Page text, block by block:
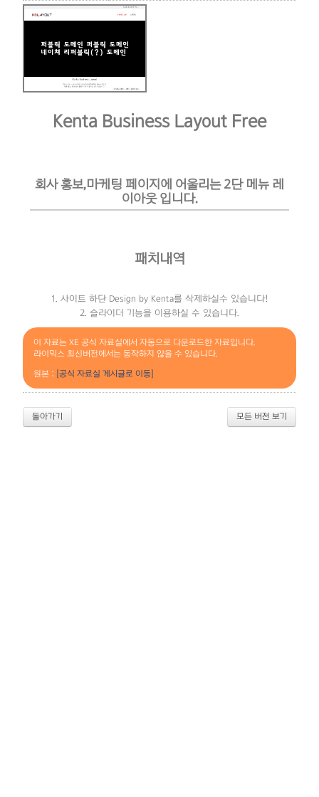
Kenta Business Layout Free
회사 홍보,마케팅 페이지에 어울리는 2단 메뉴 레
이아웃 입니다.
패치내역
1. 사이트 하단 Design by Kenta를 삭제하실수 있습니다!
2. 슬라이더 기능을 이용하실 수 있습니다.
이 자료는 XE 공식 자료실에서 자동으로 다운로드한 자료입니다.
라이믹스 최신버전에서는 동작하지 않을 수 있습니다.
원본 : [공식 자료실 게시글로 이동]
돌아가기 모든 버전 보기